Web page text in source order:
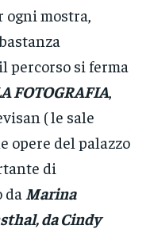
mostra,
percorso si ferma
FOTOGRAFIA
( le sale
opere del palazzo
di
Marina
da Cindy